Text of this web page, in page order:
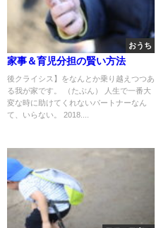
おうち
家事＆育児分担の賢い方法
後クライシス】をなんとか乗り越えつつあ
る我が家です。 （たぶん） 人生で一番大
変な時に助けてくれないパートナーなん
て、いらない。 2018....